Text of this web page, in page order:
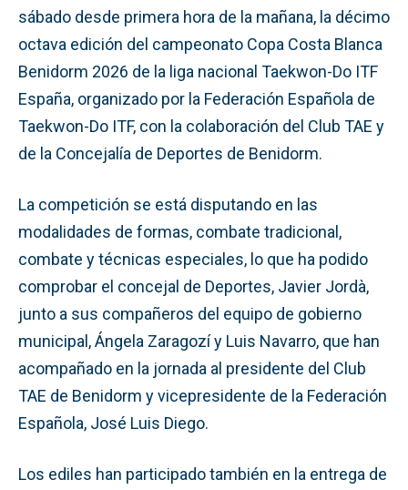
sábado desde primera hora de la mañana, la décimo
octava edición del campeonato Copa Costa Blanca
Benidorm 2026 de la liga nacional Taekwon-Do ITF
España, organizado por la Federación Española de
Taekwon-Do ITF, con la colaboración del Club TAE y
de la Concejalía de Deportes de Benidorm.
La competición se está disputando en las
modalidades de formas, combate tradicional,
combate y técnicas especiales, lo que ha podido
comprobar el concejal de Deportes, Javier Jordà,
junto a sus compañeros del equipo de gobierno
municipal, Ángela Zaragozí y Luis Navarro, que han
acompañado en la jornada al presidente del Club
TAE de Benidorm y vicepresidente de la Federación
Española, José Luis Diego.
Los ediles han participado también en la entrega de